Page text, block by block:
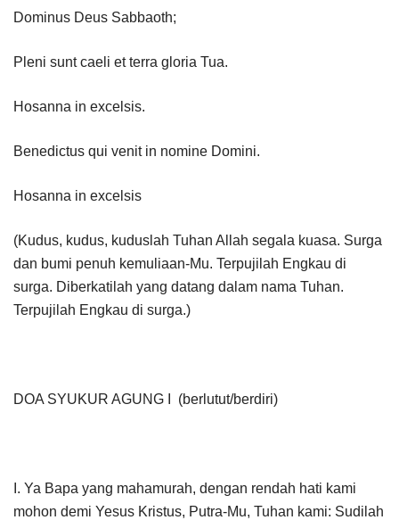
Dominus Deus Sabbaoth;
Pleni sunt caeli et terra gloria Tua.
Hosanna in excelsis.
Benedictus qui venit in nomine Domini.
Hosanna in excelsis
(Kudus, kudus, kuduslah Tuhan Allah segala kuasa. Surga
dan bumi penuh kemuliaan-Mu. Terpujilah Engkau di
surga. Diberkatilah yang datang dalam nama Tuhan.
Terpujilah Engkau di surga.)
DOA SYUKUR AGUNG I (berlutut/berdiri)
I. Ya Bapa yang mahamurah, dengan rendah hati kami
mohon demi Yesus Kristus, Putra-Mu, Tuhan kami: Sudilah